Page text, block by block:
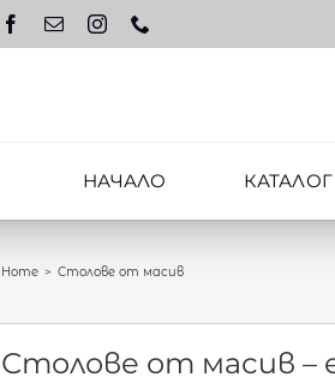
НАЧАЛО КАТАЛОГ
Home Столове от масив
Столове от масив –